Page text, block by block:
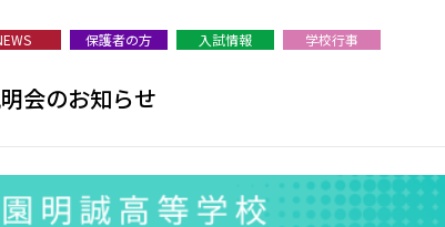
保護者の方 入試情報 学校行事
会のお知らせ